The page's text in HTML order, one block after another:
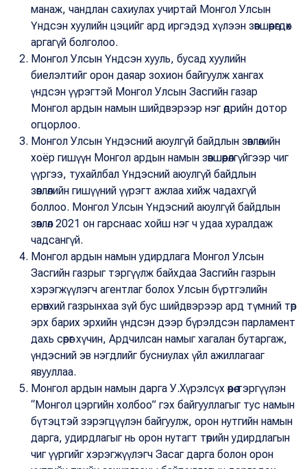
манаж, чандлан сахиулах учиртай Монгол Улсын
Үндсэн хуулийн цэцийг ард иргэдэд хүлээн зөвшөөрөгдөх
аргагүй болголоо.
Монгол Улсын Үндсэн хууль, бусад хуулийн
биелэлтийг орон даяар зохион байгуулж хангах
үндсэн үүрэгтэй Монгол Улсын Засгийн газар
Монгол ардын намын шийдвэрээр нэг өдрийн дотор
огцорлоо.
Монгол Улсын Үндэсний аюулгүй байдлын зөвлөлийн
хоёр гишүүн Монгол ардын намын зөвшөөрөлгүйгээр чиг
үүргээ, тухайлбал Үндэсний аюулгүй байдлын
зөвлөлийн гишүүний үүрэгт ажлаа хийж чадахгүй
боллоо. Монгол Улсын Үндэсний аюулгүй байдлын
зөвлөл 2021 он гарснаас хойш нэг ч удаа хуралдаж
чадсангүй.
Монгол ардын намын удирдлага Монгол Улсын
Засгийн газрыг тэргүүлж байхдаа Засгийн газрын
хэрэгжүүлэгч агентлаг болох Улсын бүртгэлийн
ерөнхий газрынхаа зүй бус шийдвэрээр ард түмний төр
эрх барих эрхийн үндсэн дээр бүрэлдсэн парламент
дахь сөрөг хүчин, Ардчилсан намыг хагалан бутаргаж,
үндэсний эв нэгдлийг бусниулах үйл ажиллагааг
явууллаа.
Монгол ардын намын дарга У.Хүрэлсүх өөрөө тэргүүлэн
“Монгол цэргийн холбоо” гэх байгууллагыг тус намын
бүтэцтэй зэрэгцүүлэн байгуулж, орон нутгийн намын
дарга, удирдлагыг нь орон нутагт төрийн удирдлагын
чиг үүргийг хэрэгжүүлэгч Засаг дарга болон орон